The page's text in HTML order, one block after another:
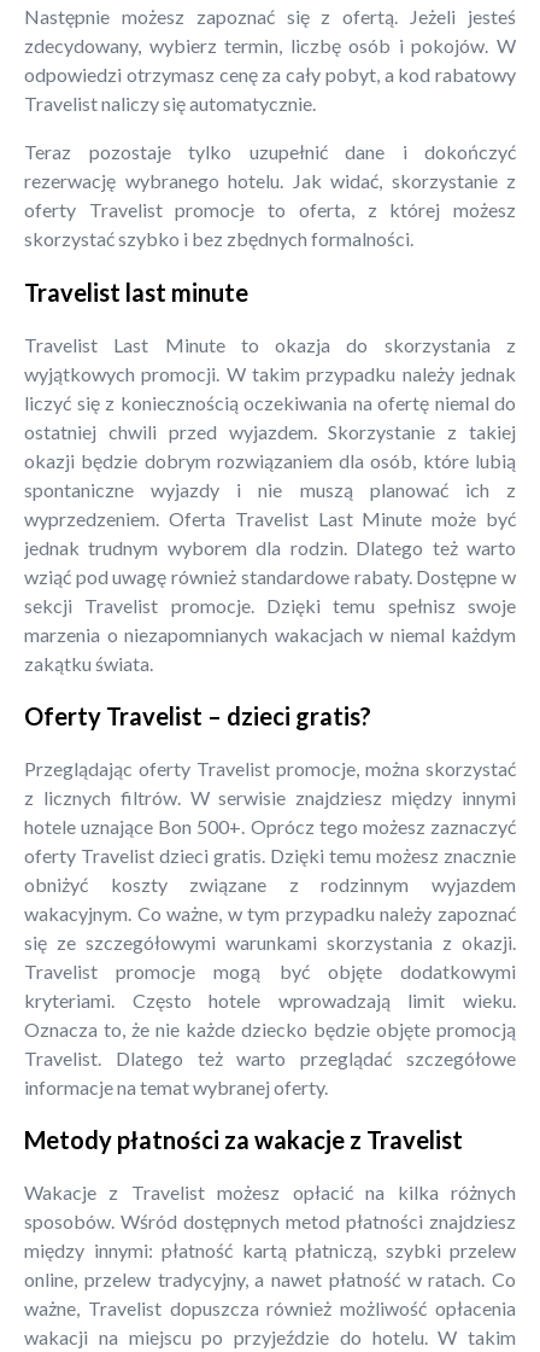
Następnie możesz zapoznać się z ofertą. Jeżeli jesteś
zdecydowany, wybierz termin, liczbę osób i pokojów. W
odpowiedzi otrzymasz cenę za cały pobyt, a kod rabatowy
Travelist naliczy się automatycznie.
Teraz pozostaje tylko uzupełnić dane i dokończyć
rezerwację wybranego hotelu. Jak widać, skorzystanie z
oferty Travelist promocje to oferta, z której możesz
skorzystać szybko i bez zbędnych formalności.
Travelist last minute
Travelist Last Minute to okazja do skorzystania z
wyjątkowych promocji. W takim przypadku należy jednak
liczyć się z koniecznością oczekiwania na ofertę niemal do
ostatniej chwili przed wyjazdem. Skorzystanie z takiej
okazji będzie dobrym rozwiązaniem dla osób, które lubią
spontaniczne wyjazdy i nie muszą planować ich z
wyprzedzeniem. Oferta Travelist Last Minute może być
jednak trudnym wyborem dla rodzin. Dlatego też warto
wziąć pod uwagę również standardowe rabaty. Dostępne w
sekcji Travelist promocje. Dzięki temu spełnisz swoje
marzenia o niezapomnianych wakacjach w niemal każdym
zakątku świata.
Oferty Travelist – dzieci gratis?
Przeglądając oferty Travelist promocje, można skorzystać
z licznych filtrów. W serwisie znajdziesz między innymi
hotele uznające Bon 500+. Oprócz tego możesz zaznaczyć
oferty Travelist dzieci gratis. Dzięki temu możesz znacznie
obniżyć koszty związane z rodzinnym wyjazdem
wakacyjnym. Co ważne, w tym przypadku należy zapoznać
się ze szczegółowymi warunkami skorzystania z okazji.
Travelist promocje mogą być objęte dodatkowymi
kryteriami. Często hotele wprowadzają limit wieku.
Oznacza to, że nie każde dziecko będzie objęte promocją
Travelist. Dlatego też warto przeglądać szczegółowe
informacje na temat wybranej oferty.
Metody płatności za wakacje z Travelist
Wakacje z Travelist możesz opłacić na kilka różnych
sposobów. Wśród dostępnych metod płatności znajdziesz
między innymi: płatność kartą płatniczą, szybki przelew
online, przelew tradycyjny, a nawet płatność w ratach. Co
ważne, Travelist dopuszcza również możliwość opłacenia
wakacji na miejscu po przyjeździe do hotelu. W takim